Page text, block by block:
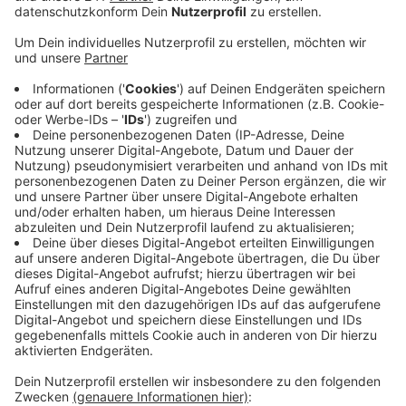
Veröffentlicht:Samstag, 20.06.2026 10:32
Anzeige
Infos rund um Energiethemen
Anzeige
Bis Freitag gibt es jede Menge Info und
Beratungsstände. Dabei geht es unter anderem darum,
wie man sein Zuhause zukunftsfähiger gestalten kann.
Auch bei Unsicherheiten oder Planung stehen die
Experten mit Infos und nützlichen Tipps bereit. Den
Auftakt der Bonner Energietage gibt es heute ab 12
Anzeige